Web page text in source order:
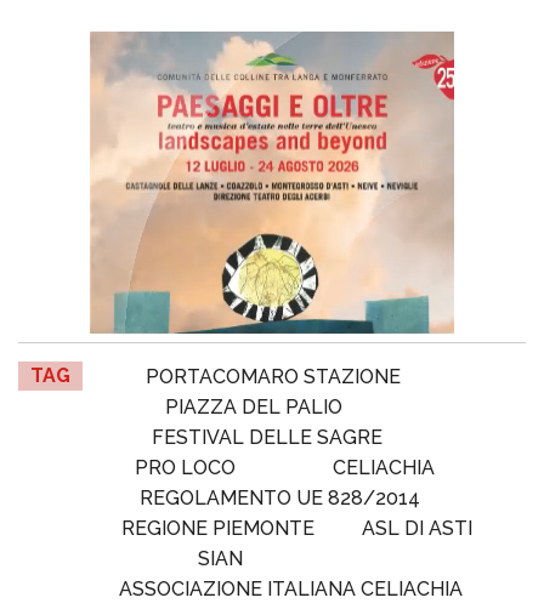
TAG
PORTACOMARO STAZIONE
PIAZZA DEL PALIO
FESTIVAL DELLE SAGRE
PRO LOCO
CELIACHIA
REGOLAMENTO UE 828/2014
REGIONE PIEMONTE
ASL DI ASTI
SIAN
ASSOCIAZIONE ITALIANA CELIACHIA